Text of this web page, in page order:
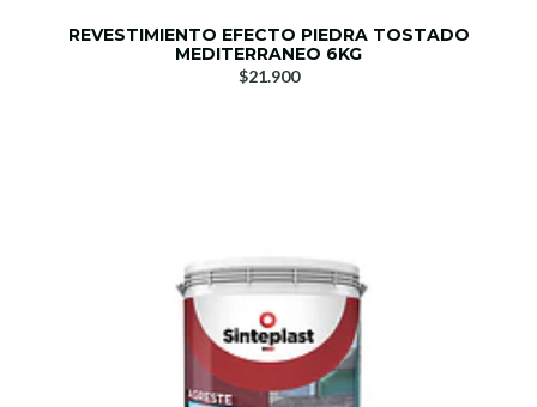
REVESTIMIENTO EFECTO PIEDRA TOSTADO
MEDITERRANEO 6KG
$21.900